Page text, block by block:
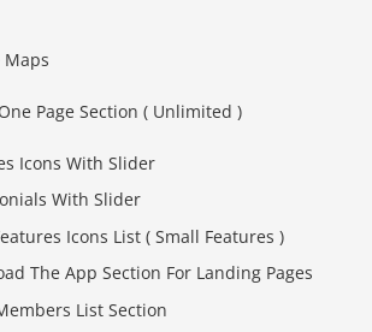
Maps
Page Section ( Unlimited )
Icons With Slider
With Slider
Icons List ( Small Features )
The App Section For Landing Pages
List Section